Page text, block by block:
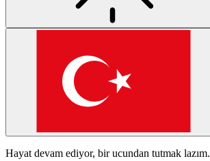
Hayat devam ediyor, bir ucundan tutmak lazım.